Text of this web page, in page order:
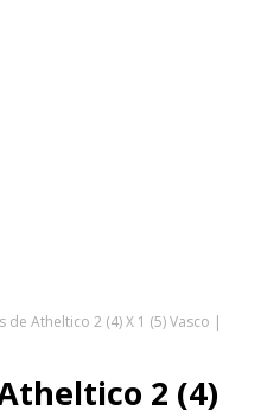
de Atheltico 2 (4) X 1 (5) Vasco |
2 (4)